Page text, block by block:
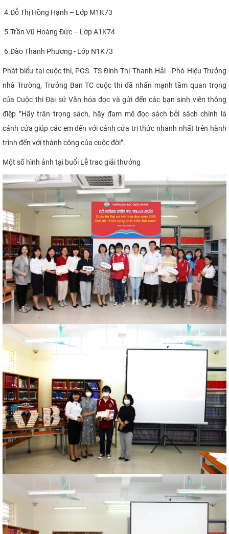
4.Đỗ Thị Hồng Hạnh – Lớp M1K73
5.Trần Vũ Hoàng Đức – Lớp A1K74
6.Đào Thanh Phương - Lớp N1K73
Phát biểu tại cuộc thi, PGS. TS Đinh Thị Thanh Hải - Phó Hiệu Trưởng
nhà Trường, Trưởng Ban TC cuộc thi đã nhấn mạnh tầm quan trọng
của Cuộc thi Đại sứ Văn hóa đọc và gửi đến các bạn sinh viên thông
điệp ”Hãy trân trọng sách, hãy đam mê đọc sách bởi sách chính là
cánh cửa giúp các em đến với cánh cửa tri thức nhanh nhất trên hành
trình đến với thành công của cuộc đời”.​
​Một số hình ảnh tại buổi Lễ trao giải thưởng